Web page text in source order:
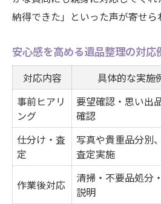
納得できた」といった声が寄せら
安心感を高める遺品整理の対応
対応内容 具体的な実施
事前ヒアリ
ング
要望確認・思い出
確認
仕分け・査
定
写真や貴重品分別
査定実施
作業後対応
清掃・不要品処分
説明